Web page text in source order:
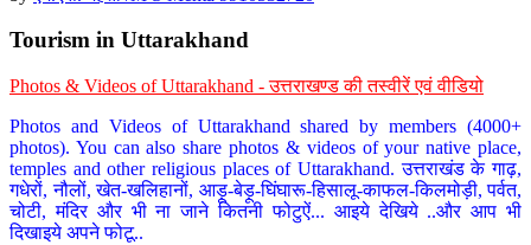
Tourism in Uttarakhand
Photos & Videos of Uttarakhand - उत्तराखण्ड की तस्वीरें एवं वीडियो
Photos and Videos of Uttarakhand shared by members (4000+
photos). You can also share photos & videos of your native place,
temples and other religious places of Uttarakhand. उत्तराखंड के गाढ़,
गधेरों, नौलों, खेत-खलिहानों, आड़ू-बेड़ू-घिंघारू-हिसालू-काफल-किलमोड़ी, पर्वत,
चोटी, मंदिर और भी ना जाने कितनी फोटुऐं... आइये देखिये ..और आप भी
दिखाइये अपने फोटू..